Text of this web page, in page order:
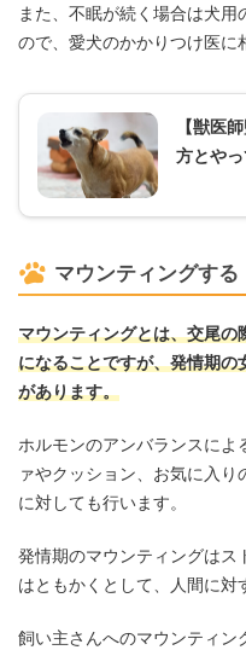
また、不眠が続く場合は犬
ので、愛犬のかかりつけ医に
【獣医
方とや
マウンティングする
マウンティングとは、交尾の
になることですが、発情期の
があります。
ホルモンのアンバランスに
ァやクッション、お気に入
に対しても行います。
発情期のマウンティングはス
はともかくとして、人間に対
飼い主さんへのマウンティン